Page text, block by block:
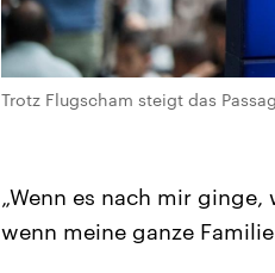
Trotz Flugscham steigt das
„Wenn es nach mir
wenn meine ganze